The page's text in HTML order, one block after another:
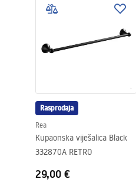
Način montaže
Visina
Jamstvo
Rasprodaja
Rea
Kupaonska viješalica Black
332870A RETRO
29,00 €